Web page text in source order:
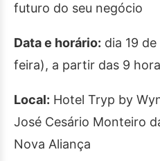
futuro do seu negócio
Data e horário: dia 19
feira), a partir das 9
Local: Hotel Tryp by
José Cesário Monteiro
Nova Aliança